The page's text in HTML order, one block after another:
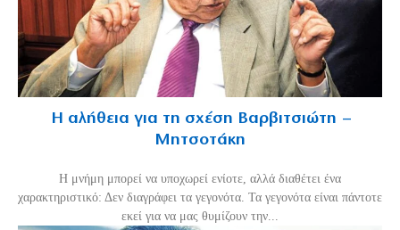
Η αλήθεια για τη σχέση Βαρβιτσιώτη –
Μητσοτάκη
H μνήμη μπορεί να υποχωρεί ενίοτε, αλλά διαθέτει ένα
χαρακτηριστικό: Δεν διαγράφει τα γεγονότα. Τα γεγονότα είναι πάντοτε
εκεί για να μας θυμίζουν την...